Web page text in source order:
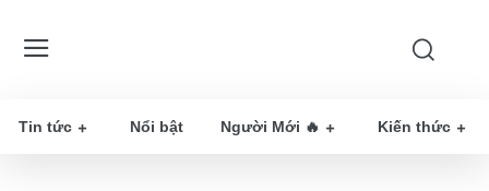
Tin tức Nổi bật Người Mới 🔥 Kiến thức